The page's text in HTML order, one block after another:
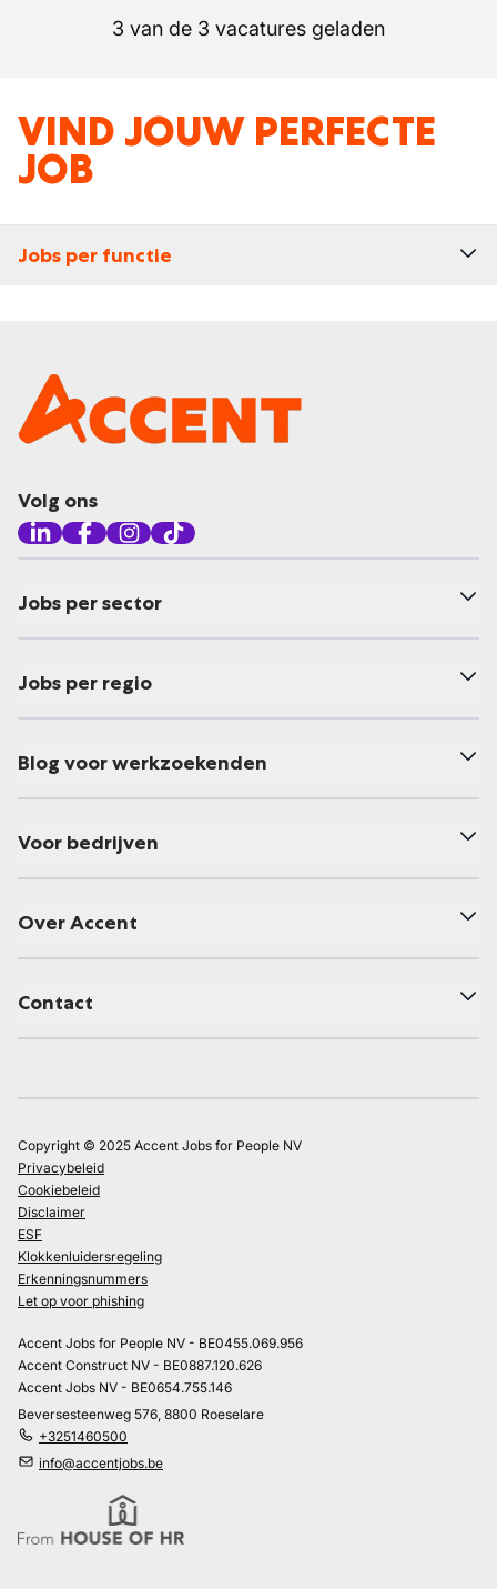
3 van de 3 vacatures geladen
VIND JOUW PERFECTE
JOB
Jobs per functie
Volg ons
Jobs per sector
Jobs per regio
Blog voor werkzoekenden
Voor bedrijven
Over Accent
Contact
Copyright © 2025 Accent Jobs for People NV
Privacybeleid
Cookiebeleid
Disclaimer
ESF
Klokkenluidersregeling
Erkenningsnummers
Let op voor phishing
Accent Jobs for People NV - BE0455.069.956
Accent Construct NV - BE0887.120.626
Accent Jobs NV - BE0654.755.146
Beversesteenweg 576, 8800 Roeselare
+3251460500
info@accentjobs.be